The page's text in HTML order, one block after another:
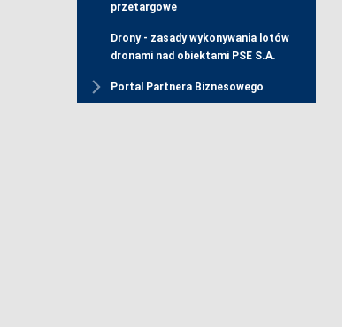
przetargowe
Drony - zasady wykonywania lotów
dronami nad obiektami PSE S.A.
Portal Partnera Biznesowego